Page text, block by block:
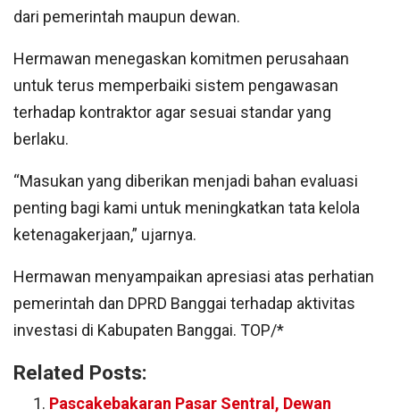
dari pemerintah maupun dewan.
Hermawan menegaskan komitmen perusahaan
untuk terus memperbaiki sistem pengawasan
terhadap kontraktor agar sesuai standar yang
berlaku.
“Masukan yang diberikan menjadi bahan evaluasi
penting bagi kami untuk meningkatkan tata kelola
ketenagakerjaan,” ujarnya.
Hermawan menyampaikan apresiasi atas perhatian
pemerintah dan DPRD Banggai terhadap aktivitas
investasi di Kabupaten Banggai. TOP/*
Related Posts:
Pascakebakaran Pasar Sentral, Dewan